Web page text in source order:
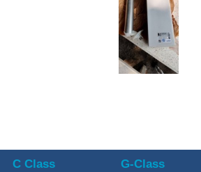
C Class G-Class